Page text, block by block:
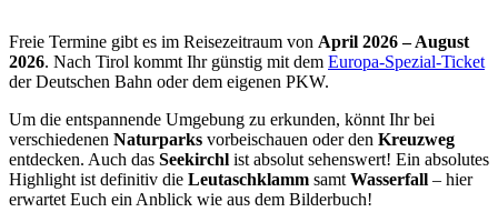
Freie Termine gibt es im Reisezeitraum von April 2026 – August
2026. Nach Tirol kommt Ihr günstig mit dem Europa-Spezial-Ticket
der Deutschen Bahn oder dem eigenen PKW.
Um die entspannende Umgebung zu erkunden, könnt Ihr bei
verschiedenen Naturparks vorbeischauen oder den Kreuzweg
entdecken. Auch das Seekirchl ist absolut sehenswert! Ein absolutes
Highlight ist definitiv die Leutaschklamm samt Wasserfall – hier
erwartet Euch ein Anblick wie aus dem Bilderbuch!